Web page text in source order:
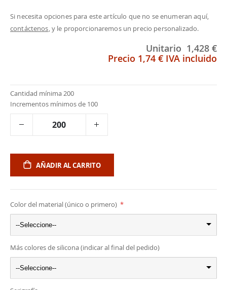
Si necesita opciones para este artículo que no se enumeran aquí,
contáctenos, y le proporcionaremos un precio personalizado.
Unitario 1,428 €
Precio 1,74 € IVA incluido
Cantidad mínima 200
Incrementos mínimos de 100
AÑADIR AL CARRITO
Color del material (único o primero)
--Seleccione--
Más colores de silicona (indicar al final del pedido)
--Seleccione--